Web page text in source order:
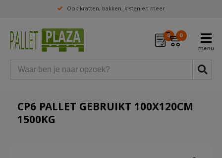
Ook kratten, bakken, kisten en meer
0 0
CP6 PALLET GEBRUIKT 100X120CM
1500KG